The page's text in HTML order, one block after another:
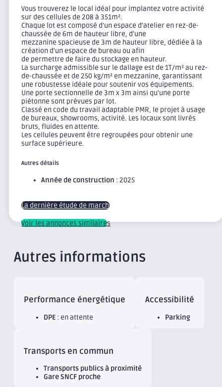
Vous trouverez le local idéal pour implantez votre activité
sur des cellules de 208 à 351m².
Chaque lot est composé d'un espace d'atelier en rez-de-
chaussée de 6m de hauteur libre, d'une
mezzanine spacieuse de 3m de hauteur libre, dédiée à la
création d'un espace de bureau ou afin
de permettre de faire du stockage en hauteur.
La surcharge admissible sur le dallage est de 1T/m² au rez-
de-chaussée et de 250 kg/m² en mezzanine, garantissant
une robustesse idéale pour soutenir vos équipements.
Une porte sectionnelle de 3m x 3m ainsi qu'une porte
piétonne sont prévues par lot.
Classé en code du travail adaptable PMR, le projet à usage
de bureaux, showrooms, activité. Les locaux sont livrés
bruts, fluides en attente.
Les cellules peuvent être regroupées pour obtenir une
surface supérieure.
Autres détails
Année de construction : 2025
La dernière étude de marché
Voir les annonces similaires
Autres informations
Performance énergétique
DPE : en attente
Accessibilité
Parking
Transports en commun
Transports publics à proximité
Gare SNCF proche